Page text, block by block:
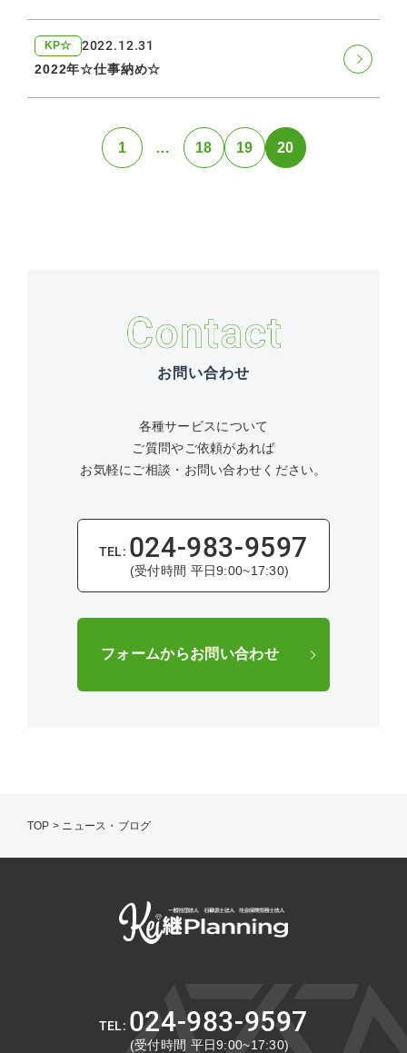
KP☆
2022.12.31
2022年☆仕事納め☆
1 … 18 19 20
お問い合わせ
各種サービスについて
ご質問やご依頼があれば
お気軽にご相談・お問い合わせください。
024-983-9597
(受付時間 平日9:00~17:30)
フォームからお問い合わせ
TOP > ニュース・ブログ
024-983-9597
(受付時間 平日9:00~17:30)